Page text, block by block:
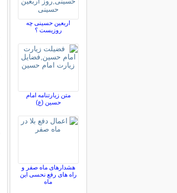
اربعین حسینی چه
روزیست ؟
متن زیارتنامه امام
حسین (ع)
هشدارهای ماه صفر و
راه های رفع نحسی این
ماه